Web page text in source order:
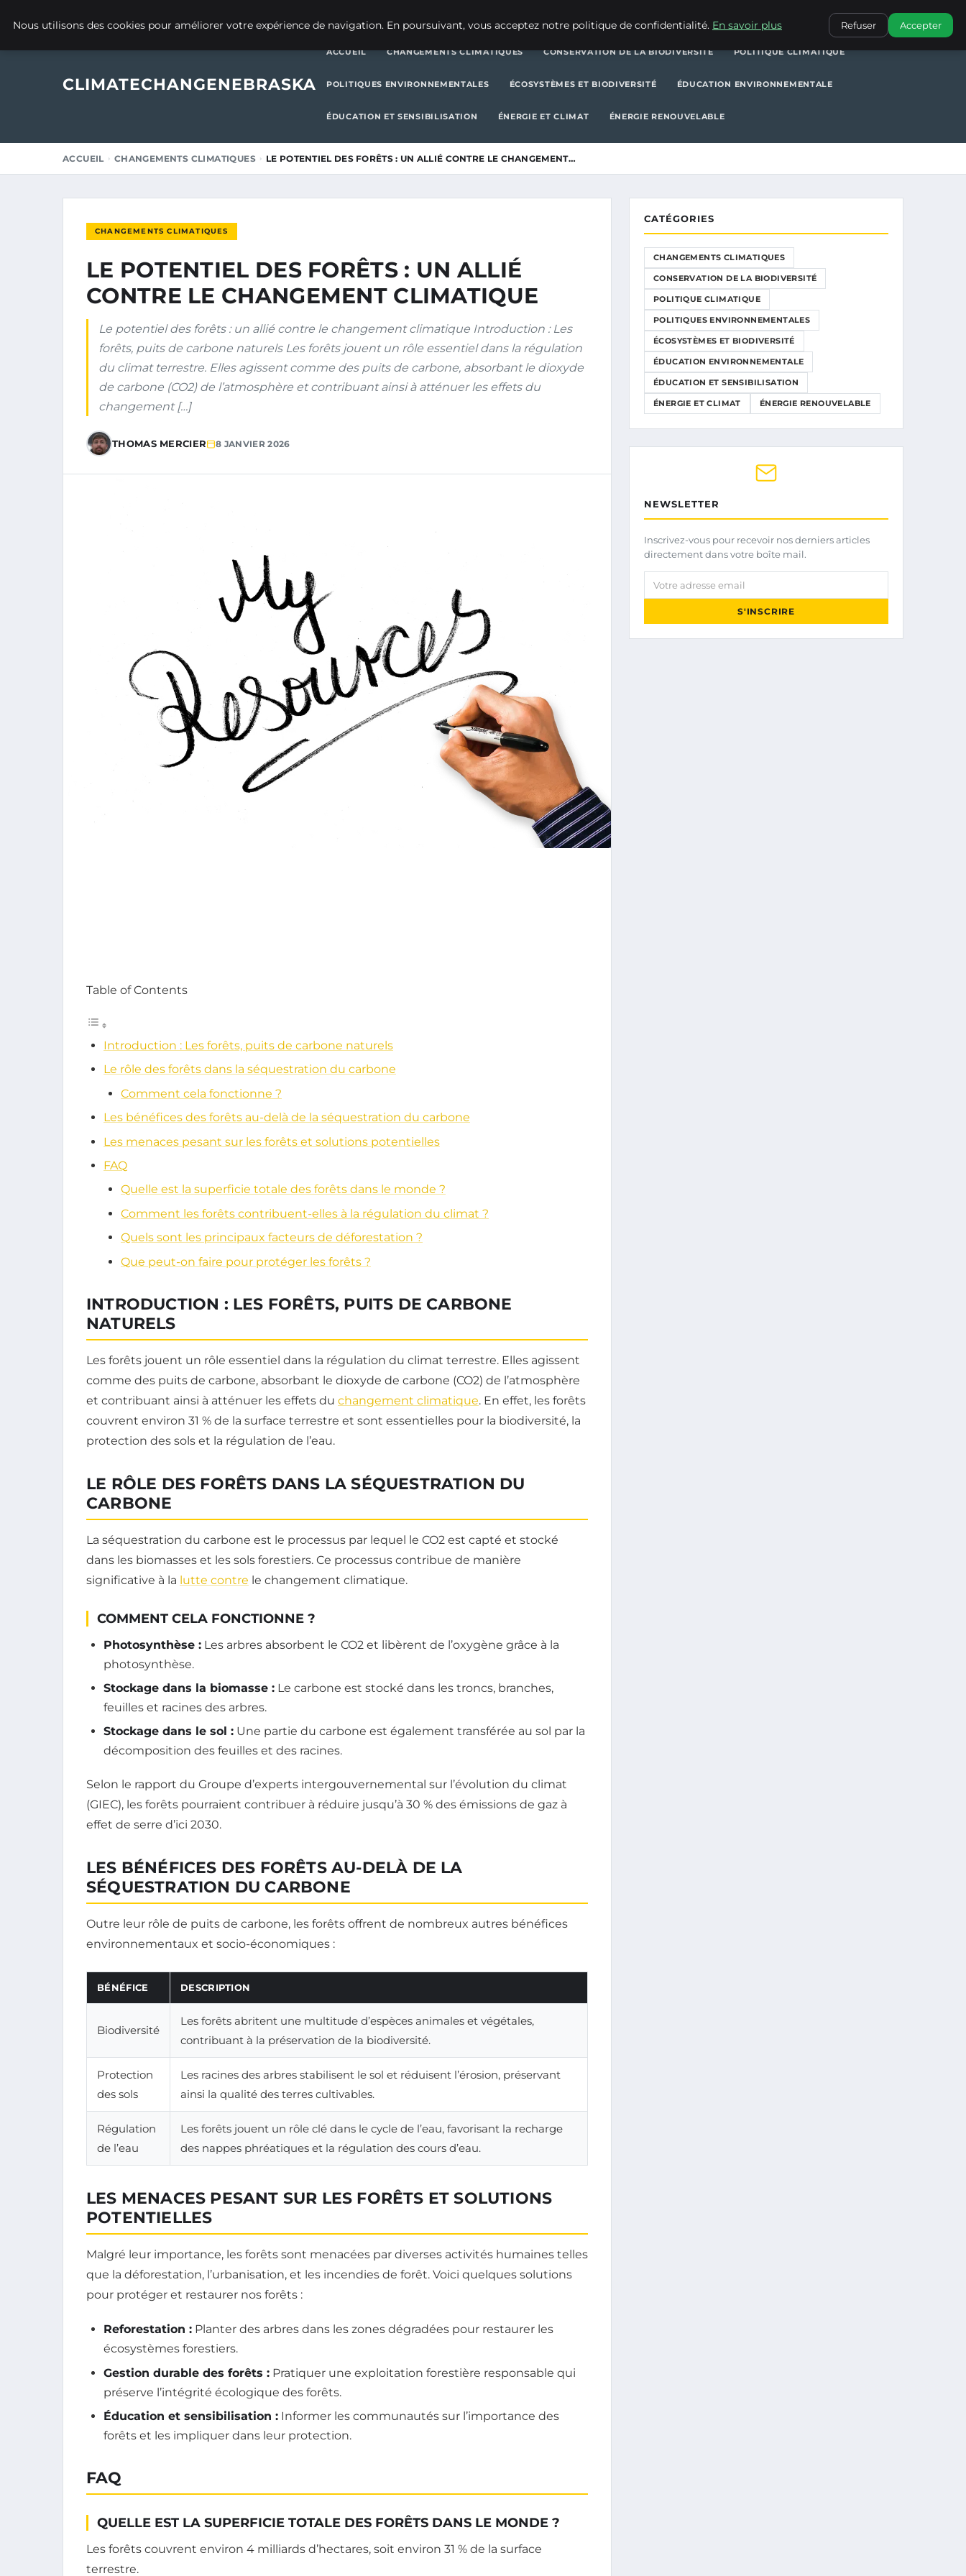
POLITIQUES ENVIRONNEMENTALES
CLIMATECHANGENEBRASKA
ACCUEIL CHANGEMENTS CLIMATIQUES CONSERVATION DE LA BIODIVERSITÉ POLITIQUE CLIMATIQUE
POLITIQUES ENVIRONNEMENTALES ÉCOSYSTÈMES ET BIODIVERSITÉ ÉDUCATION ENVIRONNEMENTALE
ÉDUCATION ET SENSIBILISATION ÉNERGIE ET CLIMAT ÉNERGIE RENOUVELABLE
ACCUEIL CHANGEMENTS CLIMATIQUES LE POTENTIEL DES FORÊTS : UN ALLIÉ CONTRE LE CHANGEMENT…
CHANGEMENTS CLIMATIQUES
LE POTENTIEL DES FORÊTS : UN ALLIÉ
CONTRE LE CHANGEMENT CLIMATIQUE
Le potentiel des forêts : un allié contre le changement climatique Introduction : Les
forêts, puits de carbone naturels Les forêts jouent un rôle essentiel dans la régulation
du climat terrestre. Elles agissent comme des puits de carbone, absorbant le dioxyde
de carbone (CO2) de l’atmosphère et contribuant ainsi à atténuer les effets du
changement […]
THOMAS MERCIER 8 JANVIER 2026
Table of Contents
Introduction : Les forêts, puits de carbone naturels
Le rôle des forêts dans la séquestration du carbone
Comment cela fonctionne ?
Les bénéfices des forêts au-delà de la séquestration du carbone
Les menaces pesant sur les forêts et solutions potentielles
FAQ
Quelle est la superficie totale des forêts dans le monde ?
Comment les forêts contribuent-elles à la régulation du climat ?
Quels sont les principaux facteurs de déforestation ?
Que peut-on faire pour protéger les forêts ?
INTRODUCTION : LES FORÊTS, PUITS DE CARBONE
NATURELS
Les forêts jouent un rôle essentiel dans la régulation du climat terrestre. Elles agissent
comme des puits de carbone, absorbant le dioxyde de carbone (CO2) de l’atmosphère
et contribuant ainsi à atténuer les effets du changement climatique. En effet, les forêts
couvrent environ 31 % de la surface terrestre et sont essentielles pour la biodiversité, la
protection des sols et la régulation de l’eau.
LE RÔLE DES FORÊTS DANS LA SÉQUESTRATION DU
CARBONE
La séquestration du carbone est le processus par lequel le CO2 est capté et stocké
dans les biomasses et les sols forestiers. Ce processus contribue de manière
significative à la lutte contre le changement climatique.
COMMENT CELA FONCTIONNE ?
Photosynthèse : Les arbres absorbent le CO2 et libèrent de l’oxygène grâce à la
photosynthèse.
Stockage dans la biomasse : Le carbone est stocké dans les troncs, branches,
feuilles et racines des arbres.
Stockage dans le sol : Une partie du carbone est également transférée au sol par la
décomposition des feuilles et des racines.
Selon le rapport du Groupe d’experts intergouvernemental sur l’évolution du climat
(GIEC), les forêts pourraient contribuer à réduire jusqu’à 30 % des émissions de gaz à
effet de serre d’ici 2030.
LES BÉNÉFICES DES FORÊTS AU-DELÀ DE LA
SÉQUESTRATION DU CARBONE
Outre leur rôle de puits de carbone, les forêts offrent de nombreux autres bénéfices
environnementaux et socio-économiques :
BÉNÉFICE DESCRIPTION
Biodiversité
Les forêts abritent une multitude d’espèces animales et végétales,
contribuant à la préservation de la biodiversité.
Protection
des sols
Les racines des arbres stabilisent le sol et réduisent l’érosion, préservant
ainsi la qualité des terres cultivables.
Régulation
de l’eau
Les forêts jouent un rôle clé dans le cycle de l’eau, favorisant la recharge
des nappes phréatiques et la régulation des cours d’eau.
LES MENACES PESANT SUR LES FORÊTS ET SOLUTIONS
POTENTIELLES
Malgré leur importance, les forêts sont menacées par diverses activités humaines telles
que la déforestation, l’urbanisation, et les incendies de forêt. Voici quelques solutions
pour protéger et restaurer nos forêts :
Reforestation : Planter des arbres dans les zones dégradées pour restaurer les
écosystèmes forestiers.
Gestion durable des forêts : Pratiquer une exploitation forestière responsable qui
préserve l’intégrité écologique des forêts.
Éducation et sensibilisation : Informer les communautés sur l’importance des
forêts et les impliquer dans leur protection.
FAQ
QUELLE EST LA SUPERFICIE TOTALE DES FORÊTS DANS LE MONDE ?
Les forêts couvrent environ 4 milliards d’hectares, soit environ 31 % de la surface
terrestre.
CATÉGORIES
CHANGEMENTS CLIMATIQUES
CONSERVATION DE LA BIODIVERSITÉ
POLITIQUE CLIMATIQUE
POLITIQUES ENVIRONNEMENTALES
ÉCOSYSTÈMES ET BIODIVERSITÉ
ÉDUCATION ENVIRONNEMENTALE
ÉDUCATION ET SENSIBILISATION
ÉNERGIE ET CLIMAT ÉNERGIE RENOUVELABLE
NEWSLETTER
Inscrivez-vous pour recevoir nos derniers articles
directement dans votre boîte mail.
Votre adresse email
S'INSCRIRE
Nous utilisons des cookies pour améliorer votre expérience de navigation. En poursuivant, vous acceptez notre politique de confidentialité. En savoir plus Refuser Accepter